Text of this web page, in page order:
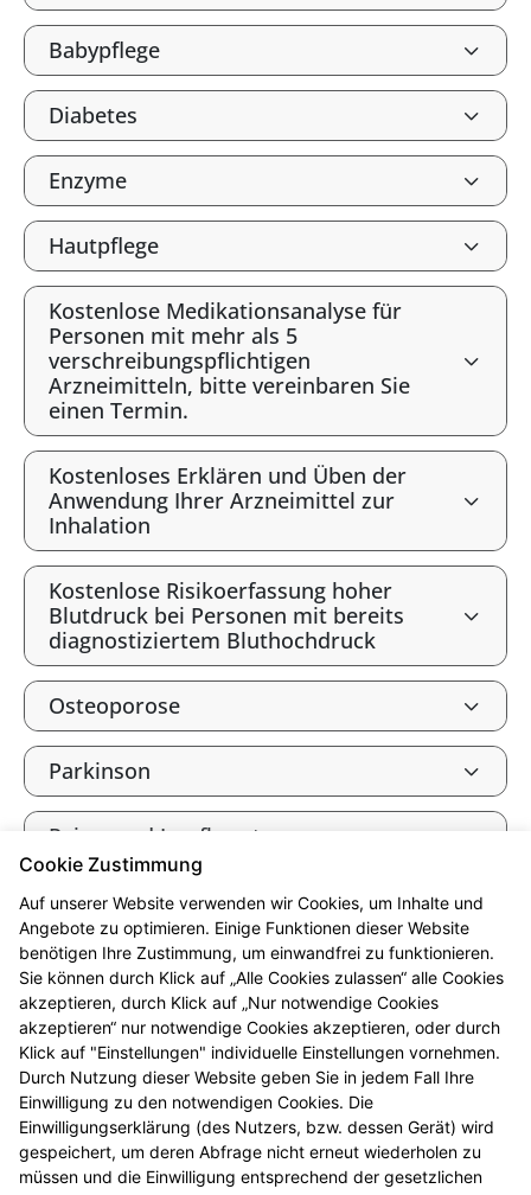
Babypflege
Diabetes
Enzyme
Hautpflege
Kostenlose Medikationsanalyse für
Personen mit mehr als 5
verschreibungspflichtigen
Arzneimitteln, bitte vereinbaren Sie
einen Termin.
Kostenloses Erklären und Üben der
Anwendung Ihrer Arzneimittel zur
Inhalation
Kostenlose Risikoerfassung hoher
Blutdruck bei Personen mit bereits
diagnostiziertem Bluthochdruck
Osteoporose
Parkinson
Reise- und Impfberatung
Tee und Heilkräuter
Vitalstoffe
Vitamine, Mineralien und
Spurenelemente
Wohlbefinden durch Fitness
Zahnpflege und Zahnschutz
Cookie Zustimmung
Auf unserer Website verwenden wir Cookies, um Inhalte und
Angebote zu optimieren. Einige Funktionen dieser Website
benötigen Ihre Zustimmung, um einwandfrei zu funktionieren.
Sie können durch Klick auf „Alle Cookies zulassen“ alle Cookies
akzeptieren, durch Klick auf „Nur notwendige Cookies
akzeptieren“ nur notwendige Cookies akzeptieren, oder durch
Klick auf "Einstellungen" individuelle Einstellungen vornehmen.
Durch Nutzung dieser Website geben Sie in jedem Fall Ihre
Einwilligung zu den notwendigen Cookies. Die
Einwilligungserklärung (des Nutzers, bzw. dessen Gerät) wird
gespeichert, um deren Abfrage nicht erneut wiederholen zu
müssen und die Einwilligung entsprechend der gesetzlichen